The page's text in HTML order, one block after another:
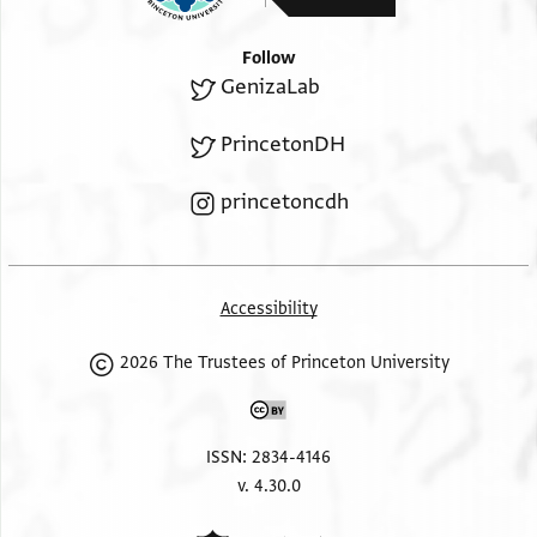
ספר תרוכין וגט פתורין ואגרת שבוקין
divorce
to be married to any man that you wish, and no-one
will interfere
behold you are
letter of leaving.
Follow
GenizaLab
PrincetonDH
princetoncdh
Accessibility
2026 The Trustees of Princeton University
ISSN: 2834-4146
v. 4.30.0